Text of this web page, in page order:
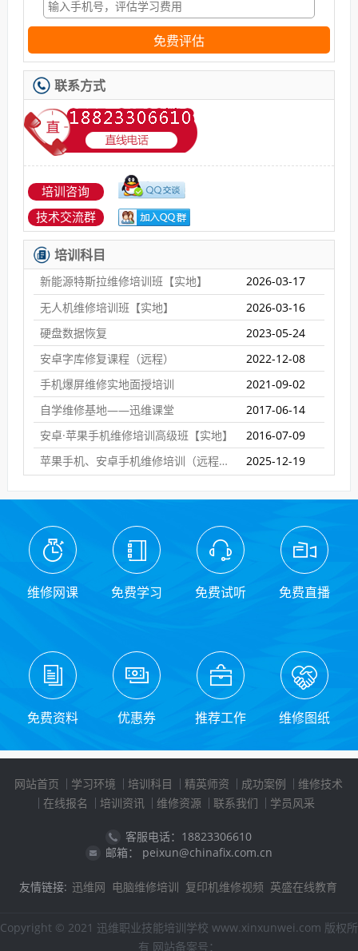
免费评估
联系方式
培训咨询
技术交流群
培训科目
新能源特斯拉维修培训班【实地】
2026-03-17
无人机维修培训班【实地】
2026-03-16
硬盘数据恢复
2023-05-24
安卓字库修复课程（远程）
2022-12-08
手机爆屏维修实地面授培训
2021-09-02
自学维修基地——迅维课堂
2017-06-14
安卓·苹果手机维修培训高级班【实地】
2016-07-09
苹果手机、安卓手机维修培训（远程网络班）
2025-12-19
维修网课 免费学习 免费试听 免费直播
免费资料 优惠券 推荐工作 维修图纸
网站首页 学习环境 培训科目 精英师资 成功案例
维修技术
在线报名
培训资讯 维修资源 联系我们 学员风采
客服电话：18823306610
邮箱： peixun@chinafix.com.cn
友情链接: 迅维网 电脑维修培训 复印机维修视频 英盛在线教育
Copyright © 2021 迅维职业技能培训学校 www.xinxunwei.com 版权所
有 网站备案号：